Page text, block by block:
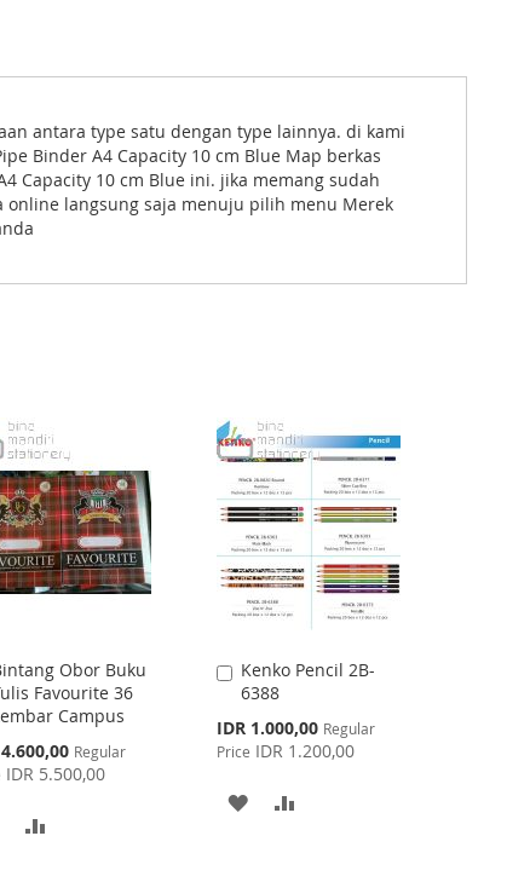
antara type satu dengan type lainnya. di kami
Binder A4 Capacity 10 cm Blue Map berkas
Capacity 10 cm Blue ini. jika memang sudah
online langsung saja menuju pilih menu Merek
Obor Buku
Favourite 36
Campus
Regular
IDR 5.500,00
Kenko Pencil 2B-
6388
Special
Price
IDR 1.000,00 Regular
Price IDR 1.200,00
Add
to
ADD